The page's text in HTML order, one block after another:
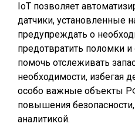
IoT позволяет
датчики, установленные
предупреждать о
предотвратить поломки
помочь отслеживать
необходимости, избегая
особо важные объекты
повышения
аналитикой.